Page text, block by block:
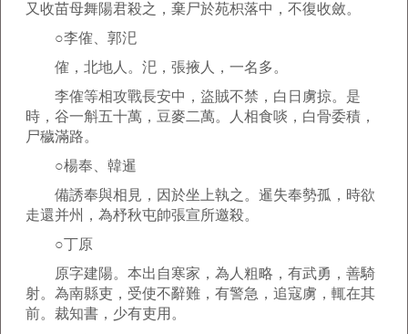
又收苗母舞陽君殺之，棄尸於苑枳落中，不復收斂。
○李傕、郭汜
傕，北地人。汜，張掖人，一名多。
李傕等相攻戰長安中，盜賊不禁，白日虜掠。是
時，谷一斛五十萬，豆麥二萬。人相食啖，白骨委積，
尸穢滿路。
○楊奉、韓暹
備誘奉與相見，因於坐上執之。暹失奉勢孤，時欲
走還并州，為杼秋屯帥張宣所邀殺。
○丁原
原字建陽。本出自寒家，為人粗略，有武勇，善騎
射。為南縣吏，受使不辭難，有警急，追寇虜，輒在其
前。裁知書，少有吏用。